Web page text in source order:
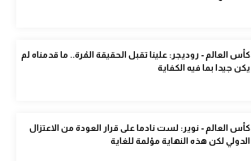
كأس العالم - روديجر: علينا تقبل الحقيقة المُرة.. ما قدمناه لم
يكن جيدا بما فيه الكفاية
كأس العالم - نوير: لست نادما على قرار العودة من الاعتزال
الدولي لكن هذه النهاية مؤلمة للغاية